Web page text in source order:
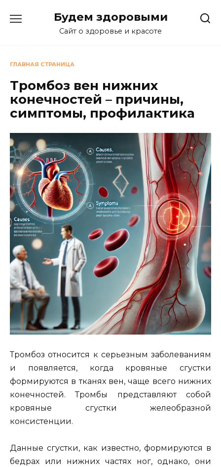
Будем здоровыми
Сайт о здоровье и красоте
ГЛАВНАЯ СТРАНИЦА
Тромбоз вен нижних
конечностей – причины,
симптомы, профилактика
Тромбоз относится к серьезным заболеваниям
и появляется, когда кровяные сгустки
формируются в тканях вен, чаще всего нижних
конечностей. Тромбы представляют собой
кровяные сгустки желеобразной
консистенции.
Данные сгустки, как известно, формируются в
бедрах или нижних частях ног, однако, они